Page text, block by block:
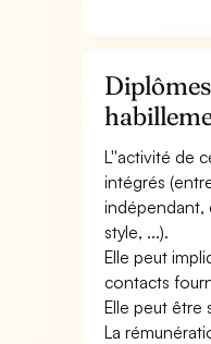
L''activité de
intégrés
indépendant,
style, ...).
Elle peut
contacts
Elle peut être
La